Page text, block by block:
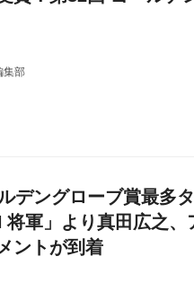
集部
デングローブ賞最多
将軍」より真田広之
ントが到着